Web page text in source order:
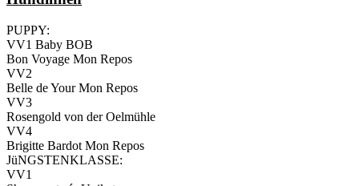
PUPPY:
VV1 Baby BOB
Bon Voyage Mon Repos
VV2
Belle de Your Mon Repos
VV3
Rosengold von der Oelmühle
VV4
Brigitte Bardot Mon Repos
JüNGSTENKLASSE:
VV1